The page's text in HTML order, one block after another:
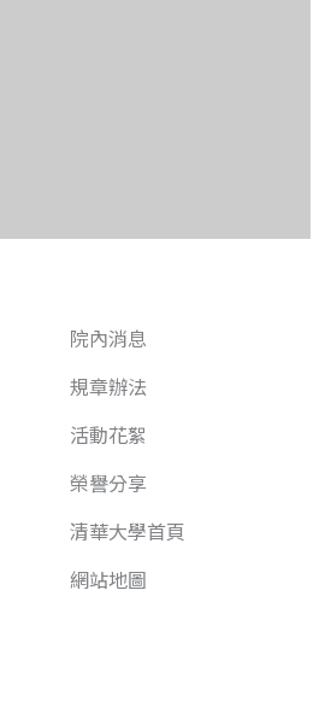
院內消息
規章辦法
活動花絮
榮譽分享
清華大學首頁
網站地圖